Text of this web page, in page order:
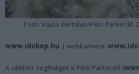
Fotó: Vajda Bertalan/Pilisi Parkerdő
www.idokep.hu | webkamera:
A cikkhez segítséget a Pilisi Parkerdő (